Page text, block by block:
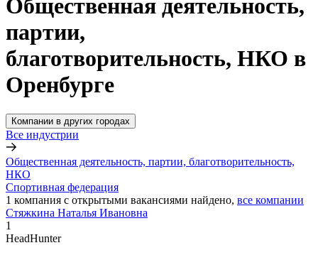
Общественная деятельность,
партии,
благотворительность, НКО в
Оренбурге
Компании в других городах
Все индустрии
Общественная деятельность, партии, благотворительность,
НКО
Спортивная федерация
1 компания с открытыми вакансиями найдено, все компании
Стяжкина Наталья Ивановна
1
HeadHunter